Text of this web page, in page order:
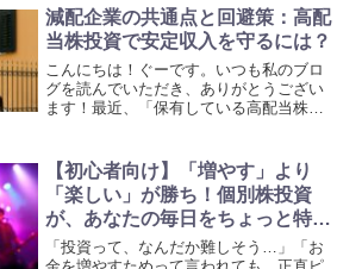
心かな？」投資を始めたばかりの頃っ
て、こんな風に悩みますよ...
減配企業の共通点と回避策：高配
当株投資で安定収入を守るには？
こんにちは！ぐーです。いつも私のブロ
グを読んでいただき、ありがとうござい
ます！最近、「保有している高配当株が
資、減配は本当にショックですよね。そ
の気持ち、よく分かります。...
【初心者向け】「増やす」より
「楽しい」が勝ち！個別株投資
が、あなたの毎日をちょっと特別
にする理由
「投資って、なんだか難しそう…」「お